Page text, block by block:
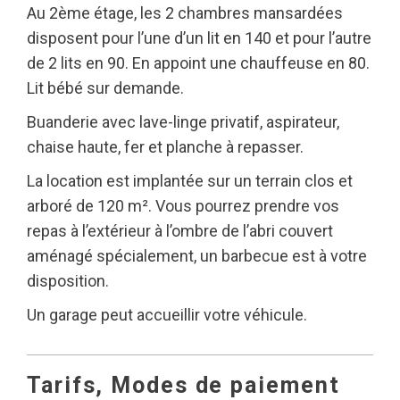
Au 2ème étage, les 2 chambres mansardées
disposent pour l’une d’un lit en 140 et pour l’autre
de 2 lits en 90. En appoint une chauffeuse en 80.
Lit bébé sur demande.
Buanderie avec lave-linge privatif, aspirateur,
chaise haute, fer et planche à repasser.
La location est implantée sur un terrain clos et
arboré de 120 m². Vous pourrez prendre vos
repas à l’extérieur à l’ombre de l’abri couvert
aménagé spécialement, un barbecue est à votre
disposition.
Un garage peut accueillir votre véhicule.
Tarifs, Modes de paiement